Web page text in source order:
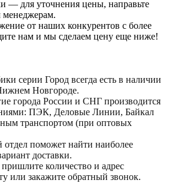
— для уточнения цены, направьте
менеджерам.
от наших конкурентов с более
нам и мы сделаем цену еще ниже!
серии Город всегда есть в наличии
Новгороде.
города России и СНГ производится
ПЭК, Деловые Линии, Байкал
транспортом (при оптовых
поможет найти наиболее
доставки.
количество и адрес
или закажите обратный звонок.